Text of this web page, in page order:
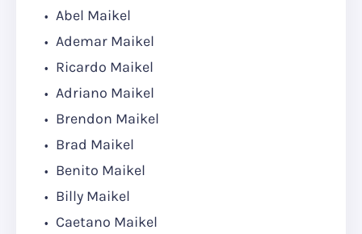
Abel Maikel
Ademar Maikel
Ricardo Maikel
Adriano Maikel
Brendon Maikel
Brad Maikel
Benito Maikel
Billy Maikel
Caetano Maikel